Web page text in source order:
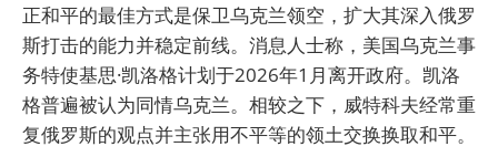
正和平的最佳方式是保卫乌克兰领空，扩大其深入俄罗
斯打击的能力并稳定前线。消息人士称，美国乌克兰事
务特使基思·凯洛格计划于2026年1月离开政府。凯洛
格普遍被认为同情乌克兰。相较之下，威特科夫经常重
复俄罗斯的观点并主张用不平等的领土交换换取和平。